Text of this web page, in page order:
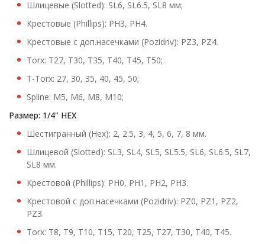
Шлицевые (Slotted): SL6, SL6.5, SL8 мм;
Крестовые (Phillips): PH3, PH4.
Крестовые с доп.насечками (Pozidriv): PZ3, PZ4.
Torx: T27, T30, T35, T40, T45, T50;
T-Torx: 27, 30, 35, 40, 45, 50;
Spline: M5, М6, М8, М10;
Размер: 1/4" HEX
Шестигранный (Hex): 2, 2.5, 3, 4, 5, 6, 7, 8 мм.
Шлицевой (Slotted): SL3, SL4, SL5, SL5.5, SL6, SL6.5, SL7,
SL8 мм.
Крестовой (Phillips): PH0, PH1, PH2, PH3.
Крестовой с доп.насечками (Pozidriv): PZ0, PZ1, PZ2,
PZ3.
Torx: T8, T9, T10, T15, T20, T25, T27, T30, T40, T45.